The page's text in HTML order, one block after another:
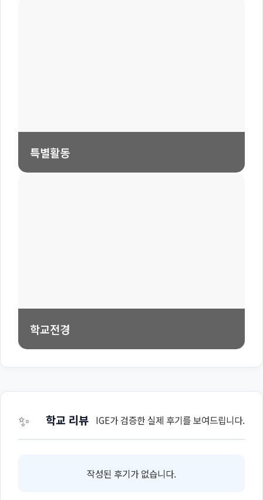
특별활동
학교전경
✨ 학교 리뷰 IGE가 검증한 실제 후기를 보여드립니다.
작성된 후기가 없습니다.